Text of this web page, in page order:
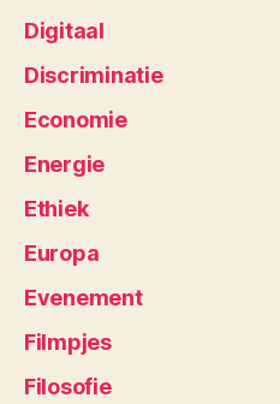
Digitaal
Discriminatie
Economie
Energie
Ethiek
Europa
Evenement
Filmpjes
Filosofie